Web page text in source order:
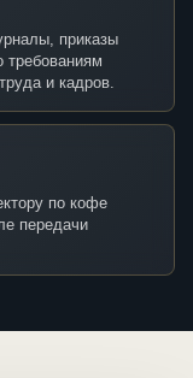
приказы
требованиям
и кадров.
по кофе
передачи